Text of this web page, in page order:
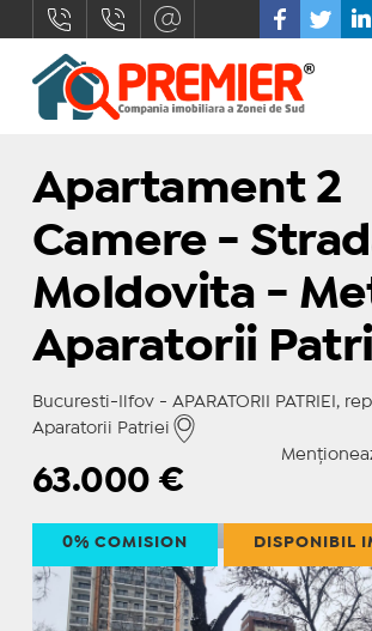
Apartament 2
Camere -
Moldovita -
Aparatorii
Bucuresti-Ilfov - APARATORII PATRIEI,
Aparatorii Patriei
63.000€
0% COMISION DISPONIBIL